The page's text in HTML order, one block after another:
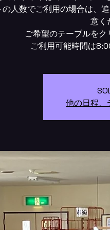
人数でご利用の場合は、
意く
ご希望のテーブルをク
他の日程、